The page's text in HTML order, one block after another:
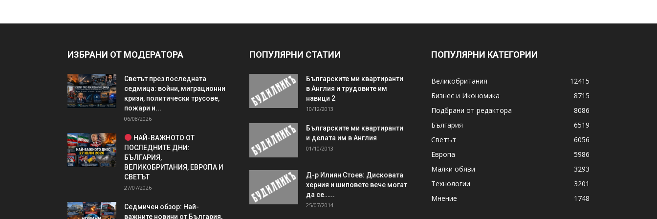
ИЗБРАНИ ОТ МОДЕРАТОРА
Светът през последната
седмица: войни, миграционни
кризи, политически трусове,
пожари и...
06/08/2026
НАЙ-ВАЖНОТО ОТ
ПОСЛЕДНИТЕ ДНИ:
БЪЛГАРИЯ,
ВЕЛИКОБРИТАНИЯ, ЕВРОПА И
СВЕТЪТ
27/07/2026
Седмичен обзор: Най-
важните новини от България,
ПОПУЛЯРНИ СТАТИИ
Българските ми квартиранти
в Англия и трудовите им
навици 2
10/12/2013
Българските ми квартиранти
и делата им в Англия
01/10/2013
Д-р Илиян Стоев: Дисковата
херния и шиповете вече могат
да се…...
25/07/2014
ПОПУЛЯРНИ КАТЕГОРИИ
Великобритания
12415
Бизнес и Икономика
8715
Подбрани от редактора
8086
България
6519
Светът
6056
Европа
5986
Малки обяви
3293
Технологии
3201
Мнение
1748